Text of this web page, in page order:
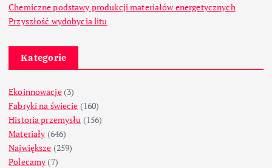
Chemiczne podstawy produkcji materiałów energetycznych
Przyszłość wydobycia litu
Kategorie
Ekoinnowacje(3)
Fabryki na świecie (160)
Historia przemysłu (156)
Materiały (646)
Największe (259)
Polecamy (7)